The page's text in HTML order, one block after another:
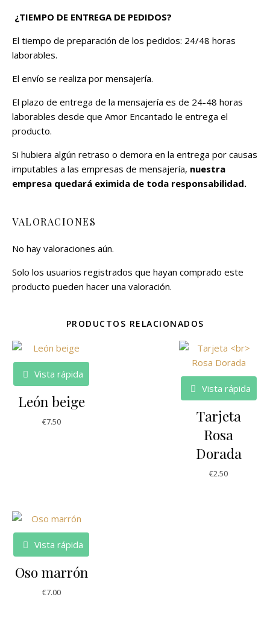
¿TIEMPO DE ENTREGA DE PEDIDOS?
El tiempo de preparación de los pedidos: 24/48 horas
laborables.
El envío se realiza por mensajería.
El plazo de entrega de la mensajería es de 24-48 horas
laborables desde que Amor Encantado le entrega el
producto.
Si hubiera algún retraso o demora en la entrega por causas
imputables a las empresas de mensajería, nuestra
empresa quedará eximida de toda responsabilidad.
VALORACIONES
No hay valoraciones aún.
Solo los usuarios registrados que hayan comprado este
producto pueden hacer una valoración.
PRODUCTOS RELACIONADOS
Vista rápida
León beige
€7.50
Vista rápida
Tarjeta
Rosa
Dorada
€2.50
Vista rápida
Oso marrón
€7.00